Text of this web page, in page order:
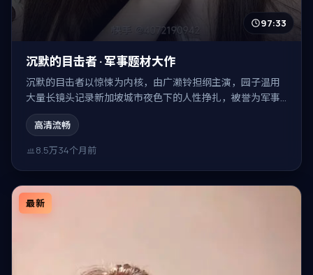
97:33
沉默的目击者 · 军事题材大作
沉默的目击者以惊悚为内核，由广濑铃担纲主演，园子温用
大量长镜头记录新加坡城市夜色下的人性挣扎，被誉为军事
题材大作。
高清流畅
8.5万34个月前
最新